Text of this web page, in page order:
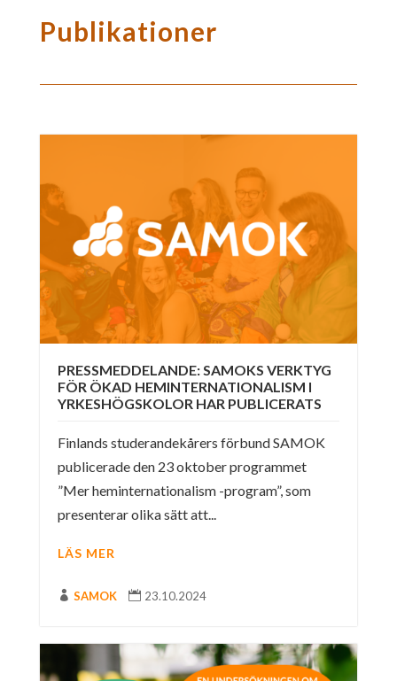
Publikationer
PRESSMEDDELANDE: SAMOKS VERKTYG
FÖR ÖKAD HEMINTERNATIONALISM I
YRKESHÖGSKOLOR HAR PUBLICERATS
Finlands studerandekårers förbund SAMOK
publicerade den 23 oktober programmet
”Mer heminternationalism -program”, som
presenterar olika sätt att...
LÄS MER
 SAMOK  23.10.2024